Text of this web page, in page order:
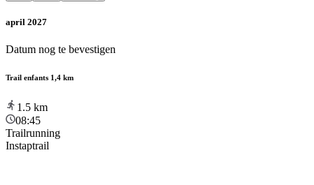
april 2027
Datum nog te bevestigen
Trail enfants 1,4 km
1.5 km
08:45
Trailrunning
Instaptrail